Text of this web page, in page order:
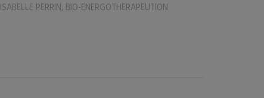
ISABELLE PERRIN, BIO-ENERGOTHERAPEUTION